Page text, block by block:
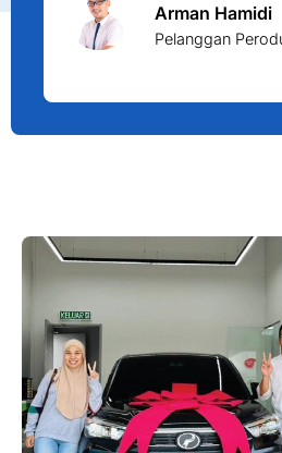
Arman Hamidi
Pelanggan